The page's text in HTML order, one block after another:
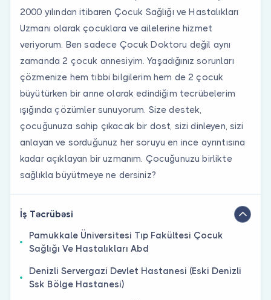
2000 yılından itibaren Çocuk Sağlığı ve Hastalıkları
Uzmanı olarak çocuklara ve ailelerine hizmet
veriyorum. Ben sadece Çocuk Doktoru değil aynı
zamanda 2 çocuk annesiyim. Yaşadığınız sorunları
çözmenize hem tıbbi bilgilerim hem de 2 çocuk
büyütürken bir anne olarak edindiğim tecrübelerim
ışığında çözümler sunuyorum. Size destek,
çocuğunuza sahip çıkacak bir dost, sizi dinleyen, sizi
anlayan ve sorduğunuz her soruyu en ince ayrıntısına
kadar açıklayan bir uzmanım. Çocuğunuzu birlikte
sağlıkla büyütmeye ne dersiniz?
İş Təcrübəsi
Pamukkale Üniversitesi Tıp Fakültesi Çocuk
Sağlığı Ve Hastalıkları Abd
Denizli Servergazi Devlet Hastanesi (Eski Denizli
Ssk Bölge Hastanesi)